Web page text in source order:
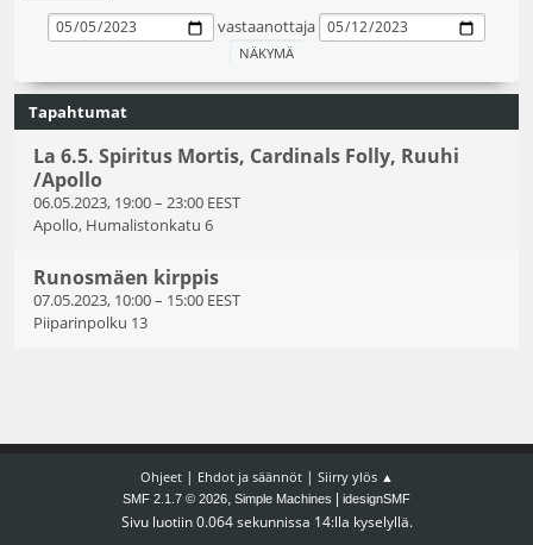
vastaanottaja
Tapahtumat
La 6.5. Spiritus Mortis, Cardinals Folly, Ruuhi
/Apollo
06.05.2023, 19:00– 23:00 EEST
Apollo, Humalistonkatu 6
Runosmäen kirppis
07.05.2023, 10:00– 15:00 EEST
Piiparinpolku 13
Ohjeet| Ehdot ja säännöt| Siirry ylös ▲
SMF 2.1.7 © 2026, Simple Machines idesignSMF
Sivu luotiin 0.064 sekunnissa 14:lla kyselyllä.